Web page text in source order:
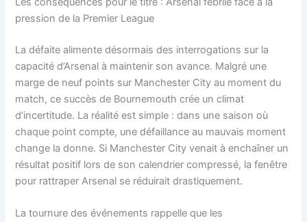
pression de la Premier League
La défaite alimente désormais des interrogations sur la
capacité d’Arsenal à maintenir son avance. Malgré une
marge de neuf points sur Manchester City au moment du
match, ce succès de Bournemouth crée un climat
d’incertitude. La réalité est simple : dans une saison où
chaque point compte, une défaillance au mauvais moment
change la donne. Si Manchester City venait à enchaîner un
résultat positif lors de son calendrier compressé, la fenêtre
pour rattraper Arsenal se réduirait drastiquement.
La tournure des événements rappelle que les